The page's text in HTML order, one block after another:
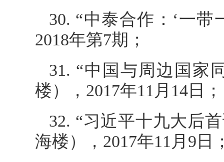
30. “中泰合作：‘一
2018年第7期；
31. “中国与周边国家
楼），2017年11月14日；
32. “习近平十九大后
海楼），2017年11月9日